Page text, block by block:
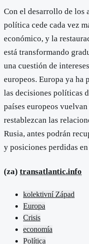
Con el desarrollo de los
política cede cada vez
económico, y la
está transformando
una cuestión de
europeos. Europa ya ha
las decisiones políticas
países europeos
restablezcan las
Rusia, antes podrán
y posiciones perdidas
(za) transatlantic.info
kolektivní Západ
Europa
Crisis
economía
Política